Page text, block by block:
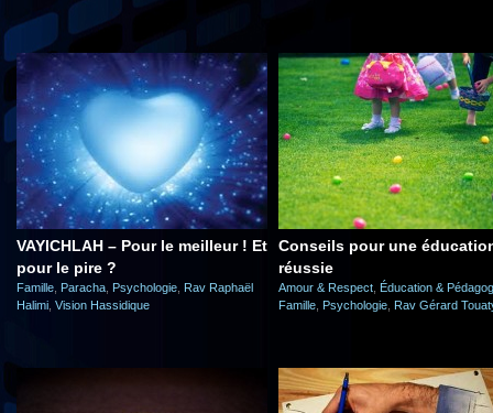
VAYICHLAH – Pour le meilleur ! Et
pour le pire ?
Famille Paracha Psychologie Rav Raphaël
Halimi Vision Hassidique
Conseils pour une
réussie
Amour & Respect Éducation &
Famille Psychologie Rav Gérard